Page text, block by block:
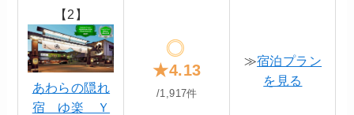
【2】
あわらの隠れ
宿 ゆ楽 Ｙ
★4.13
/1,917件
≫宿泊プラン
を見る